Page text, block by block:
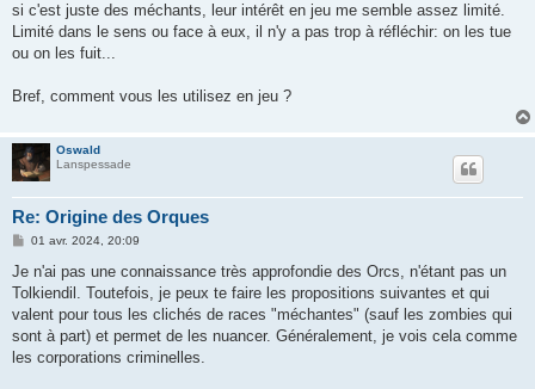
si c'est juste des méchants, leur intérêt en jeu me semble assez limité.
Limité dans le sens ou face à eux, il n'y a pas trop à réfléchir: on les tue
ou on les fuit...
Bref, comment vous les utilisez en jeu ?
Oswald
Lanspessade
Re: Origine des Orques
M
s
a
g
01 avr. 2024, 20:09
Je n'ai pas une connaissance très approfondie des Orcs, n'étant pas un
Tolkiendil. Toutefois, je peux te faire les propositions suivantes et qui
valent pour tous les clichés de races "méchantes" (sauf les zombies qui
sont à part) et permet de les nuancer. Généralement, je vois cela comme
les corporations criminelles.